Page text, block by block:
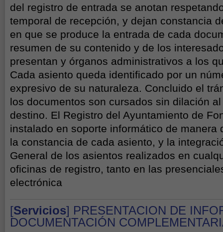
del registro de entrada se anotan
temporal de recepción, y dejan constancia
en que se produce la entrada de cada
resumen de su contenido y de los
presentan y órganos administrativos a los
Cada asiento queda identificado por un
expresivo de su naturaleza. Concluido el
los documentos son cursados sin dilación
destino. El Registro del Ayuntamiento de
instalado en soporte informático de manera
la constancia de cada asiento, y la
General de los asientos realizados en
oficinas de registro, tanto en las
electrónica
[Servicios] PRESENTACION DE
DOCUMENTACIÓN